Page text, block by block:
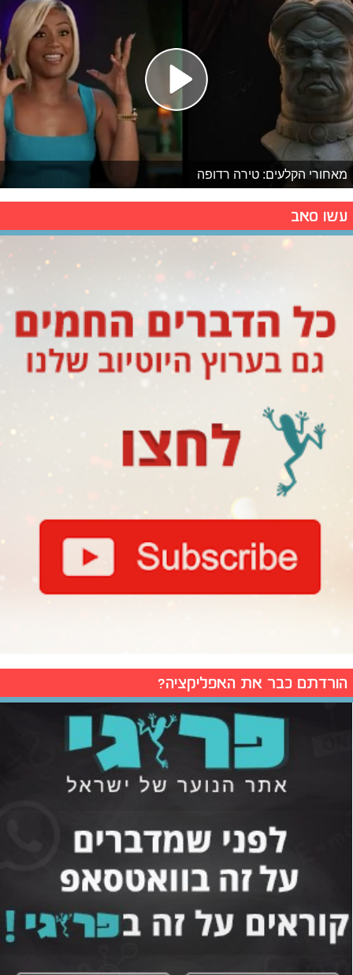
מאחורי הקלעים: טירה רדופה
עשו סאב
הורדתם כבר את האפליקציה?